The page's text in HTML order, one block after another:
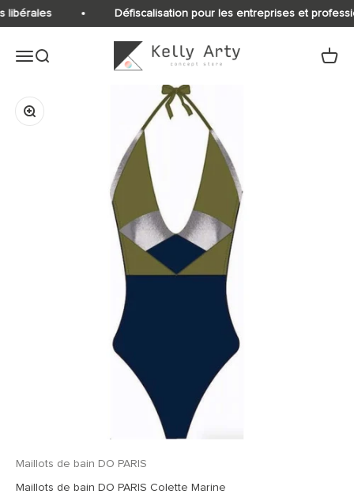
Passer au contenu
libérales Défiscalisation pour les entreprises et
Ouvrir la navigation
Ouvrir la recherche
Kelly Arty
Voir
Zoomer sur l'image
Maillots de bain DO PARIS
Maillots de bain DO PARIS Colette Marine